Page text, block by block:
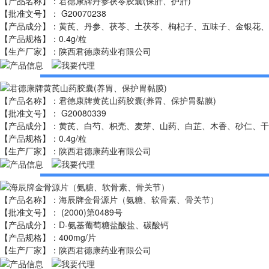
【批准文号】： G20070238
【产品成分】： 黄芪、丹参、茯苓、土茯苓、枸杞子、五味子、金银花
【产品规格】： 0.4g/粒
【生产厂家】 ：陕西君德康药业有限公司
【产品名称】： 君德康牌黄芪山药胶囊(养胃、保护胃黏膜)
【批准文号】： G20080339
【产品成分】： 黄芪、白芍、枳壳、麦芽、山药、白芷、木香、砂仁、
【产品规格】： 0.4g/粒
【生产厂家】 ：陕西君德康药业有限公司
【产品名称】： 海辰牌金骨源片（氨糖、软骨素、骨关节）
【批准文号】： (2000)第0489号
【产品成分】： D-氨基葡萄糖盐酸盐、碳酸钙
【产品规格】： 400mg/片
【生产厂家】 ：陕西君德康药业有限公司